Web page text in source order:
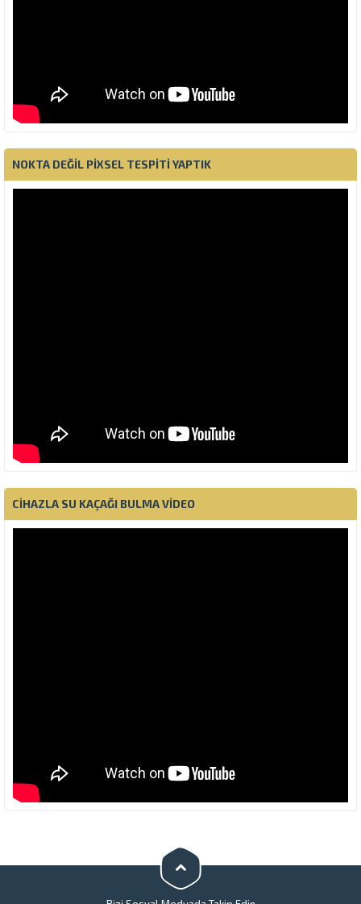
NOKTA DEĞIL PIXSEL TESPITI YAPTIK
CIHAZLA SU KAÇAĞI BULMA VIDEO